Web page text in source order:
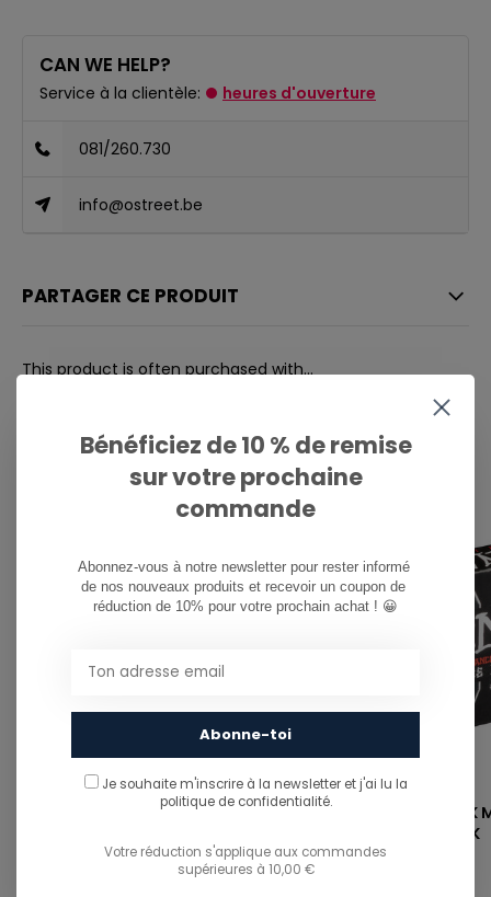
CAN WE HELP?
Service à la clientèle: heures d'ouverture
081/260.730
info@ostreet.be
PARTAGER CE PRODUIT
This product is often purchased with...
CE PRODUIT EST SOUVENT ACHETÉ
AVEC...
MOB GRIP
MOB GRIP SHEET 9"/33 - BLACK
BONES
HARDWARE PACK
BUSHING - BLACK
Bénéficiez de 10 % de remise
sur votre prochaine
commande
Abonnez-vous à notre newsletter pour rester informé
de nos nouveaux produits et recevoir un coupon de
réduction de 10% pour votre prochain achat ! 😀
Abonne-toi
Je souhaite m'inscrire à la newsletter et j'ai lu la
politique de confidentialité.
Votre réduction s'applique aux commandes
supérieures à 10,00 €